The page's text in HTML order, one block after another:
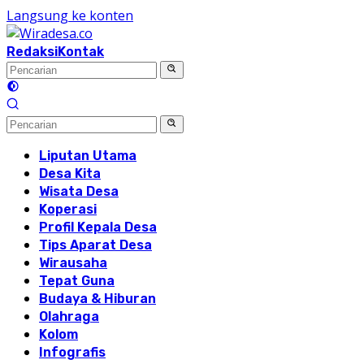
Langsung ke konten
RedaksiKontak
Liputan Utama
Desa Kita
Wisata Desa
Koperasi
Profil Kepala Desa
Tips Aparat Desa
Wirausaha
Tepat Guna
Budaya & Hiburan
Olahraga
Kolom
Infografis